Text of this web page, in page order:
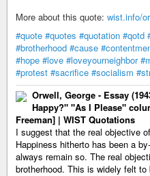
More about this quote: wist.info/
#quote #quotes #quotation #qotd
#brotherhood #cause
#hope #love #loveyourneighbor
#protest #sacrifice #socialism
Orwell, George - Essay
Happy?" "As I Please"
Freeman] | WIST Quotations
I suggest that the real objective
Happiness hitherto has been a
always remain so. The real
brotherhood. This is widely felt